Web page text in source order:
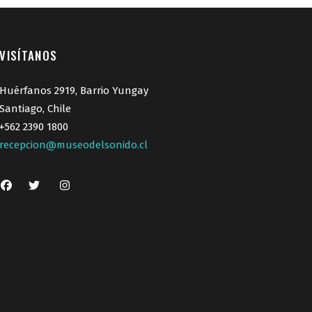
VISÍTANOS
Huérfanos 2919, Barrio Yungay
Santiago, Chile
+562 2390 1800
recepcion@museodelsonido.cl